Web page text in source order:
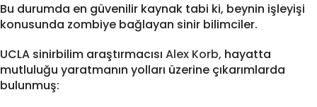
Bu durumda en güvenilir kaynak tabi ki, beynin işleyişi
konusunda zombiye bağlayan sinir bilimciler.
UCLA sinirbilim araştırmacısı Alex Korb, hayatta
mutluluğu yaratmanın yolları üzerine çıkarımlarda
bulunmuş: